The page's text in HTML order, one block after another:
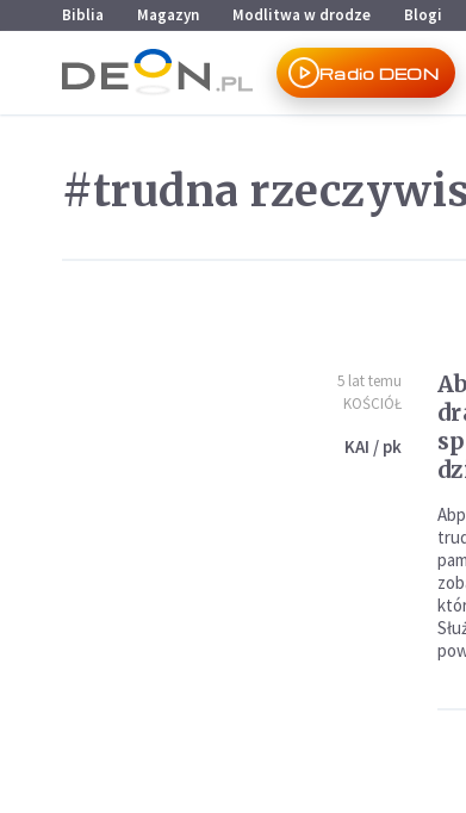
Przejdź do menu głównego
Przejdź do treści
Biblia Magazyn Modlitwa w drodze Blogi
Radio DEON
#trudna
5 lat temu
KOŚCIÓŁ
KAI / pk